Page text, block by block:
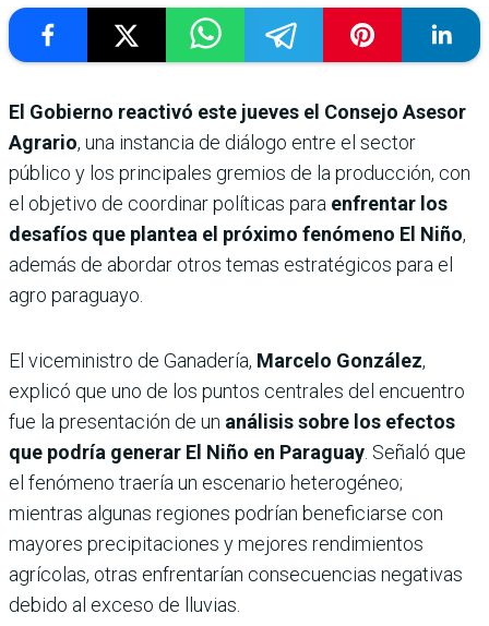
El Gobierno reactivó este jueves el Consejo Asesor
Agrario, una instancia de diálogo entre el sector
público y los principales gremios de la producción, con
el objetivo de coordinar políticas para enfrentar los
desafíos que plantea el próximo fenómeno El Niño,
además de abordar otros temas estratégicos para el
agro paraguayo.
El viceministro de Ganadería, Marcelo González,
explicó que uno de los puntos centrales del encuentro
fue la presentación de un análisis sobre los efectos
que podría generar El Niño en Paraguay . Señaló que
el fenómeno traería un escenario heterogéneo;
mientras algunas regiones podrían beneficiarse con
mayores precipitaciones y mejores rendimientos
agrícolas, otras enfrentarían consecuencias negativas
debido al exceso de lluvias.